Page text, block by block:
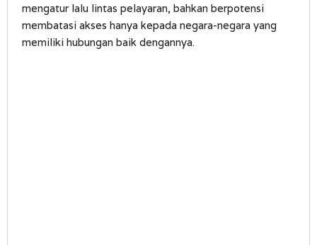
mengatur lalu lintas pelayaran, bahkan berpotensi
membatasi akses hanya kepada negara-negara yang
memiliki hubungan baik dengannya.